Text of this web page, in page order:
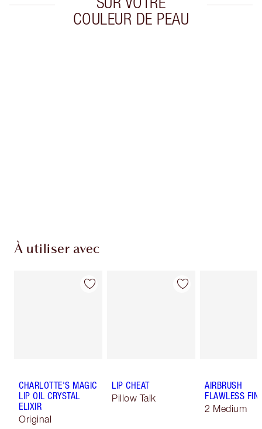
COULEUR DE PEAU
À utiliser avec
CHARLOTTE'S MAGIC
LIP OIL CRYSTAL
ELIXIR
Original
LIP CHEAT
Pillow Talk
AIRBRUSH
FLAWLESS
2 Medium